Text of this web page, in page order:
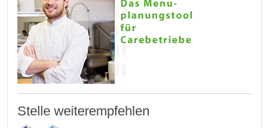
Stelle weiterempfehlen